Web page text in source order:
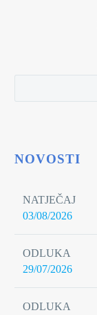
NOVOSTI
NATJEČAJ
03/08/2026
ODLUKA
29/07/2026
ODLUKA